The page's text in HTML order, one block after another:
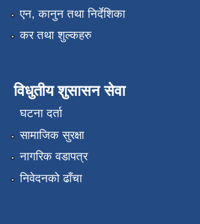
एन, कानुन तथा निर्देशिका
कर तथा शुल्कहरु
विधुतीय शुसासन सेवा
घटना दर्ता
सामाजिक सुरक्षा
नागरिक वडापत्र
निवेदनको ढाँचा